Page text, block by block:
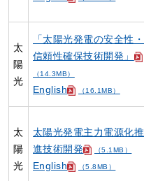
太
陽
光
「太陽光発電の安全性・
信頼性確保技術開発」
（14.3MB）
English （16.1MB）
太
陽
光
太陽光発電主力電源化推
進技術開発
（5.1MB）
English （5.8MB）